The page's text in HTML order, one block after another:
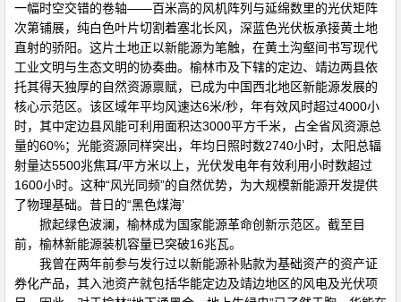
一幅时空交错的卷轴——百米高的风机阵列与延绵数里的光伏矩阵
次第铺展，纯白色叶片切割着塞北长风，深蓝色光伏板承接黄土地
直射的骄阳。这片土地正以新能源为笔触，在黄土沟壑间书写现代
工业文明与生态文明的协奏曲。榆林市及下辖的定边、靖边两县依
托其得天独厚的自然资源禀赋，已成为中国西北地区新能源发展的
核心示范区。该区域年平均风速达6米/秒，年有效风时超过4000小
时，其中定边县风能可利用面积达3000平方千米，占全省风资源总
量的60%；光能资源同样突出，年均日照时数2740小时，太阳总辐
射量达5500兆焦耳/平方米以上，光伏发电年有效利用小时数超过
1600小时。这种“风光同频”的自然优势，为大规模新能源开发提供
了物理基础。昔日的“黑色煤海’
掀起绿色波澜，榆林成为国家能源革命创新示范区。截至目
前，榆林新能源装机容量已突破16兆瓦。
我曾在两年前参与发行过以新能源补贴款为基础资产的资产证
券化产品，其入池资产就包括华能定边及靖边地区的风电及光伏项